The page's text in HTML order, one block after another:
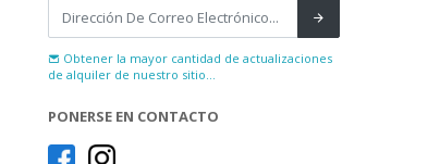
Obtener la mayor cantidad de actualizaciones
de alquiler de nuestro sitio...
PONERSE EN CONTACTO